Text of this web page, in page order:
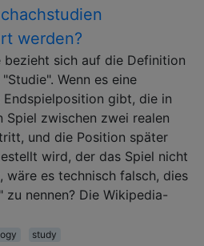
werden?
bezieht sich auf die Definition
Wenn es eine
Endspielposition gibt, die in
Spiel zwischen zwei realen
und die Position später
wird, der das Spiel nicht
wäre es technisch falsch, dies
zu nennen? Die Wikipedia-
study